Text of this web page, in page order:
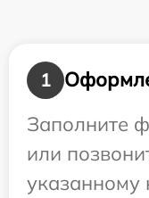
1
Заполните
или
указанному